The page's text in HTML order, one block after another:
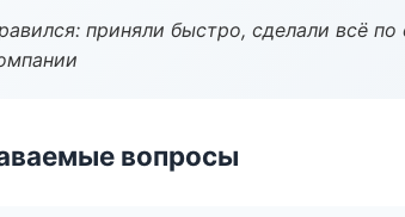
приняли быстро, сделали всё
вопросы